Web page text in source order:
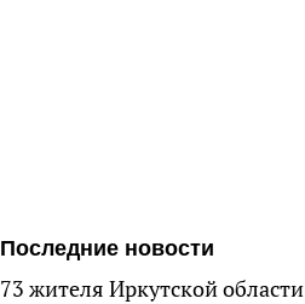
Последние новости
73 жителя Иркутской области